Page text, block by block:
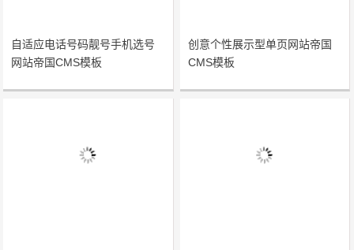
自适应电话号码靓号手机选号
网站帝国CMS模板
创意个性展示型单页网站帝国
CMS模板